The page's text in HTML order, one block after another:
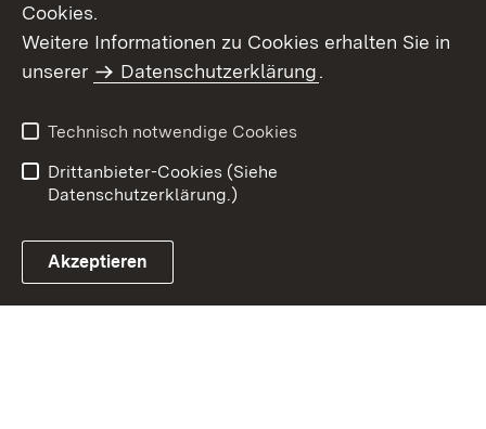
Cookies.
Weitere Informationen zu Cookies erhalten Sie in
unserer
Datenschutzerklärung.
Technisch notwendige Cookies
Drittanbieter-Cookies (Siehe
Datenschutzerklärung.)
Akzeptieren